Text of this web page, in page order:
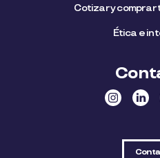
Cotizar y
Ética e